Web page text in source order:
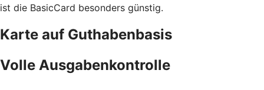
ist die BasicCard besonders günstig.
Karte auf Guthabenbasis
Volle Ausgabenkontrolle